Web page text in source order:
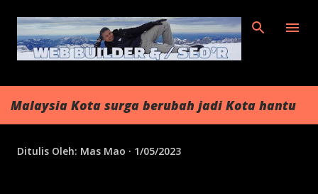
Langsung ke konten utama
Malaysia Kota surga berubah jadi Kota hantu
Ditulis Oleh: Mas Mao 1/05/2023